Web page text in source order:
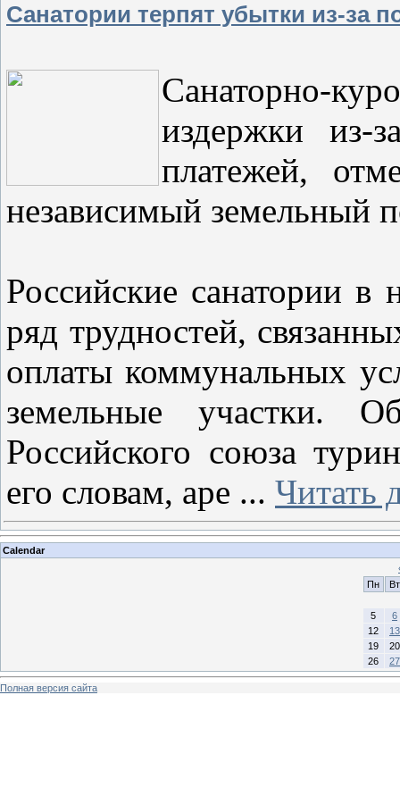
Санатории терпят убытки из-за
Санаторно-
издержки из-
платежей,
независимый земельный
Российские санатории
ряд трудностей,
оплаты коммунальных
земельные участки.
Российского союза
его словам, аре ... Читать
Calendar
Пн
Вт
5
6
12
13
19
20
26
27
Полная версия сайта